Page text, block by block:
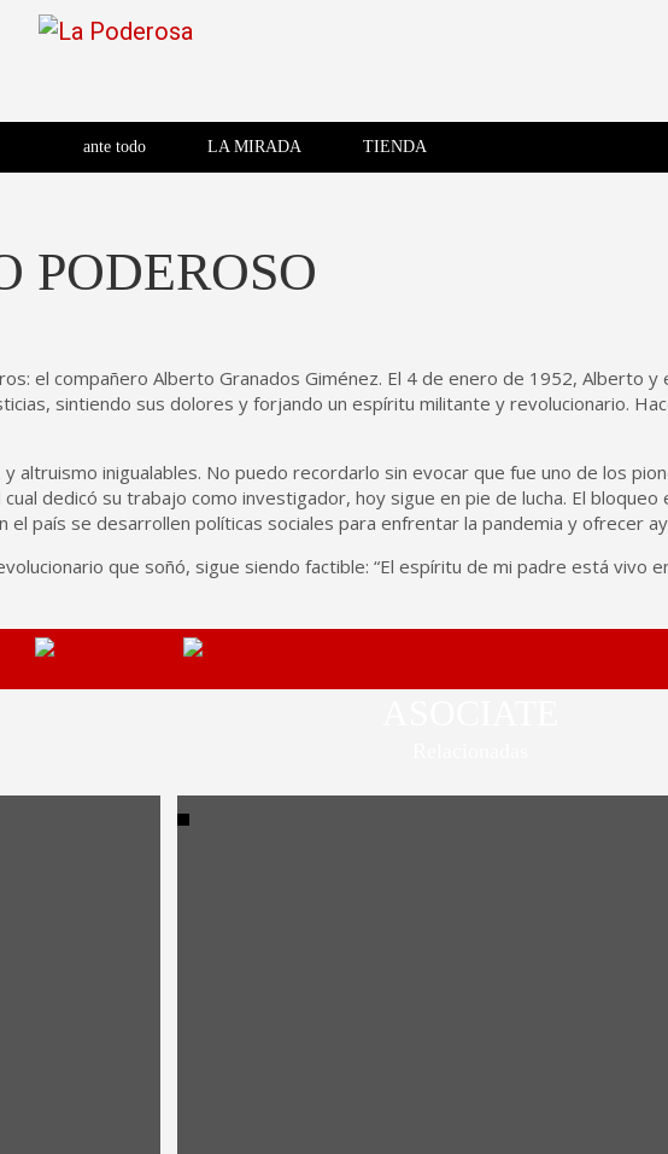
Saltar
La Poderosa
brazo literario del movimiento
La Poderosa
Revista de cultura villera, brazo literario del movimiento La Poderosa.
ante todo LA MIRADA TIENDA
PODEROSO
el compañero Alberto Granados Giménez. El 4 de enero de 1952, Alberto
sintiendo sus dolores y forjando un espíritu militante y revolucionario.
y altruismo inigualables. No puedo recordarlo sin evocar que fue uno de los
dedicó su trabajo como investigador, hoy sigue en pie de lucha. El
el país se desarrollen políticas sociales para enfrentar la pandemia y ofrecer
que soñó, sigue siendo factible: “El espíritu de mi padre está vivo